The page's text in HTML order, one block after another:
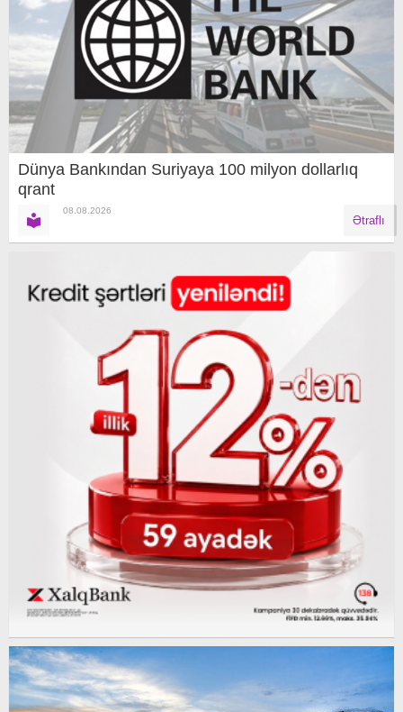
Dünya Bankından Suriyaya 100 milyon dollarlıq
qrant
08.08.2026
Ətraflı